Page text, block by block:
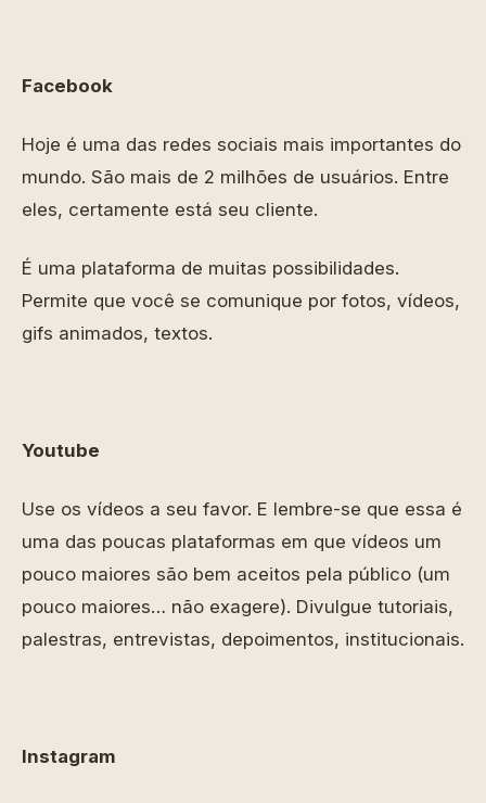
Facebook
Hoje é uma das redes sociais mais importantes do
mundo. São mais de 2 milhões de usuários. Entre
eles, certamente está seu cliente.
É uma plataforma de muitas possibilidades.
Permite que você se comunique por fotos, vídeos,
gifs animados, textos.
Youtube
Use os vídeos a seu favor. E lembre-se que essa é
uma das poucas plataformas em que vídeos um
pouco maiores são bem aceitos pela público (um
pouco maiores… não exagere). Divulgue tutoriais,
palestras, entrevistas, depoimentos, institucionais.
Instagram